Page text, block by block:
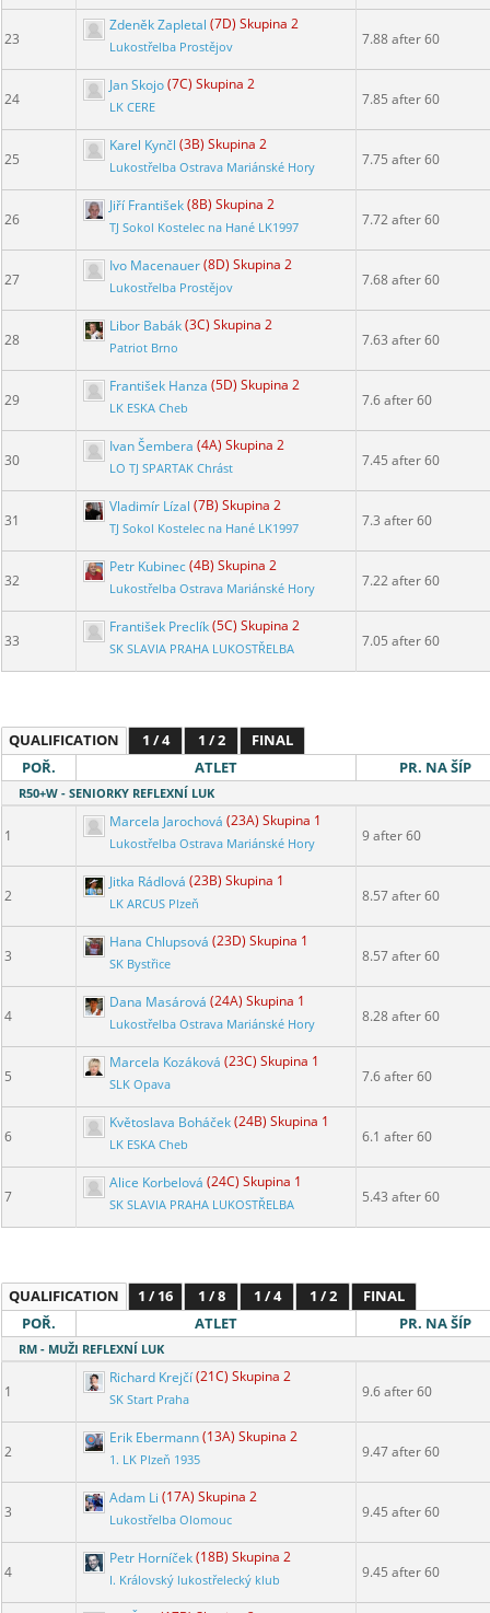
23
Zdeněk Zapletal (7D) Skupina 2
Lukostřelba Prostějov 7.88 after 60
24
Jan Skojo(7C) Skupina 2
LK CERE 7.85 after 60
25
Karel Kynčl (3B) Skupina 2
Lukostřelba Ostrava Mariánské Hory 7.75 after 60
26
Jiří František(8B) Skupina 2
TJ Sokol Kostelec na Hané LK1997 7.72 after 60
27
Ivo Macenauer(8D) Skupina 2
Lukostřelba Prostějov 7.68 after 60
28
Libor Babák(3C) Skupina 2
Patriot Brno 7.63 after 60
29
František Hanza (5D) Skupina 2
LK ESKA Cheb 7.6 after 60
30
Ivan Šembera (4A) Skupina 2
LO TJ SPARTAK Chrást 7.45 after 60
31
Vladimír Lízal (7B) Skupina 2
TJ Sokol Kostelec na Hané LK1997 7.3 after 60
32
Petr Kubinec(4B) Skupina 2
Lukostřelba Ostrava Mariánské Hory 7.22 after 60
33
František Preclík(5C) Skupina 2
SK SLAVIA PRAHA LUKOSTŘELBA 7.05 after 60
QUALIFICATION 1 / 4 1 / 2
FINAL
POŘ.
ATLET PR. NA ŠÍP
R50+W - SENIORKY REFLEXNÍ LUK
1
Marcela Jarochová (23A) Skupina 1
Lukostřelba Ostrava Mariánské Hory 9 after 60
2
Jitka Rádlová (23B) Skupina 1
LK ARCUS Plzeň 8.57 after 60
3
Hana Chlupsová (23D) Skupina 1
SK Bystřice 8.57 after 60
4
Dana Masárová (24A) Skupina 1
Lukostřelba Ostrava Mariánské Hory 8.28 after 60
5
Marcela Kozáková (23C) Skupina 1
SLK Opava 7.6 after 60
6
Květoslava Boháček(24B) Skupina 1
LK ESKA Cheb 6.1 after 60
7
Alice Korbelová (24C) Skupina 1
SK SLAVIA PRAHA LUKOSTŘELBA 5.43 after 60
QUALIFICATION 1 / 16 1 / 8 1 / 4 1 / 2
FINAL
POŘ.
ATLET PR. NA ŠÍP
RM - MUŽI REFLEXNÍ LUK
1
Richard Krejčí(21C) Skupina 2
SK Start Praha 9.6 after 60
2
Erik Ebermann(13A) Skupina 2
1. LK Plzeň 1935 9.47 after 60
3
Adam Li (17A) Skupina 2
Lukostřelba Olomouc 9.45 after 60
4
Petr Horníček(18B) Skupina 2
I. Královský lukostřelecký klub 9.45 after 60